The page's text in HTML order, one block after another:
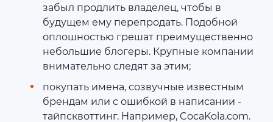
забыл продлить владелец, чтобы в
будущем ему перепродать. Подобной
оплошностью грешат преимущественно
небольшие блогеры. Крупные компании
внимательно следят за этим;
покупать имена, созвучные известным
брендам или с ошибкой в написании -
тайпсквоттинг. Например, CocaKola.com.